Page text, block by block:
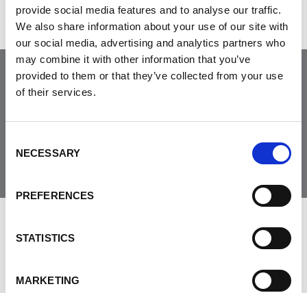
provide social media features and to analyse our traffic.
We also share information about your use of our site with
our social media, advertising and analytics partners who
may combine it with other information that you’ve
provided to them or that they’ve collected from your use
of their services.
Selection
NECESSARY
PREFERENCES
STATISTICS
MARKETING
Joignez-vous à la
communauté